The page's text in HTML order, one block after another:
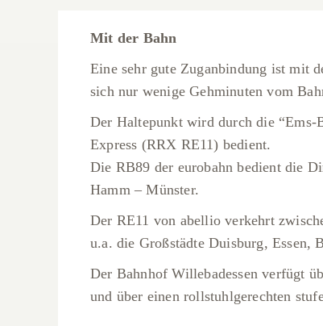
Mit der Bahn
Eine sehr gute Zuganbindung ist mit
sich nur wenige Gehminuten vom
Der Haltepunkt wird durch die
Express (RRX RE11) bedient.
Die RB89 der eurobahn bedient die
Hamm – Münster.
Der RE11 von abellio verkehrt
u.a. die Großstädte Duisburg, Essen,
Der Bahnhof Willebadessen verfügt
und über einen rollstuhlgerechten